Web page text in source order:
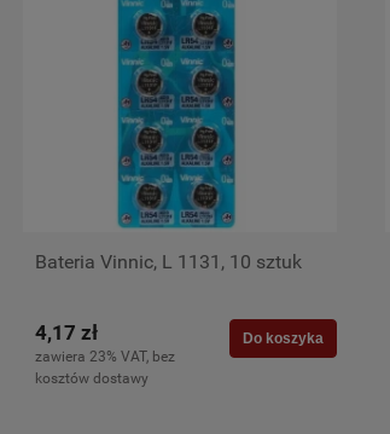
Bateria Vinnic, L 1131, 10 sztuk
4,17 zł
zawiera 23% VAT, bez
kosztów dostawy
Do koszyka